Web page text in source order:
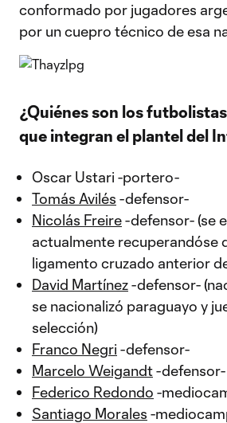
conformado por jugadores
por un cuepro técnico de esa
¿Quiénes son los
que integran el plantel del
Oscar Ustari -portero-
Tomás Avilés -defensor-
Nicolás Freire-defensor- (se
actualmente recuperandóse
ligamento cruzado anterior
David Martínez-defensor-
se nacionalizó paraguayo y
selección)
Franco Negri -defensor-
Marcelo Weigandt-defensor-
Federico Redondo -
Santiago Morales -